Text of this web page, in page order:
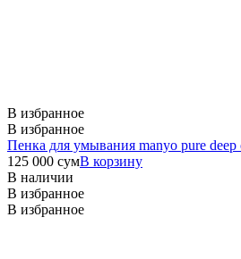
В избранное
В избранное
Пенка для умывания manyo pure deep
125 000 сумВ корзину
В наличии
В избранное
В избранное